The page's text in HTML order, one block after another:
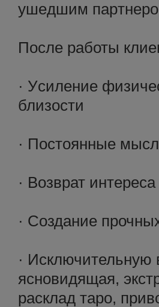
ушeдшим
После работы
· Уcиление
близости
· Постоянные
· Возврат
· Создание
· Исключительную
ясновидящая,
расклад таро,